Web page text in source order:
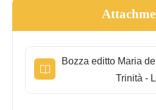
0000001345-Bozza editto Maria
Trinità -